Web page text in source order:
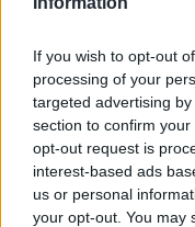
If you wish to opt-out
processing of your
targeted advertising
section to confirm
opt-out request is
interest-based ads
us or personal
your opt-out. You may